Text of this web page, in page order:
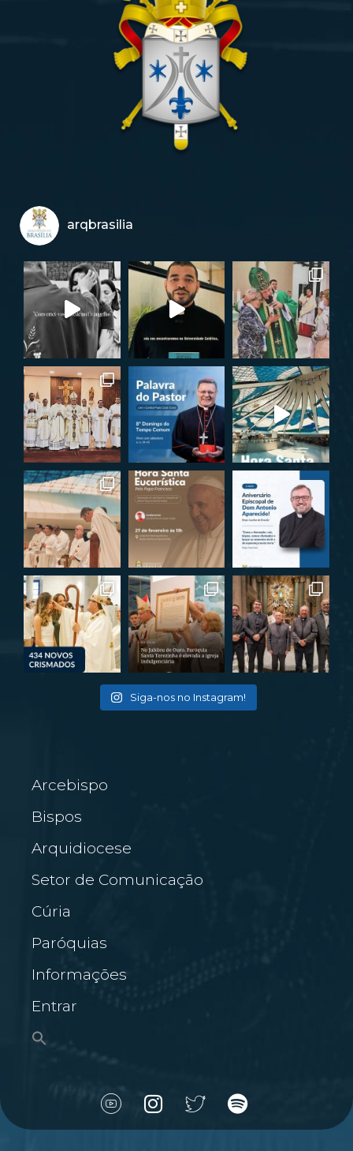
arqbrasilia
Siga-nos no Instagram!
Arcebispo
Bispos
Arquidiocese
Setor de Comunicação
Cúria
Paróquias
Informações
Entrar